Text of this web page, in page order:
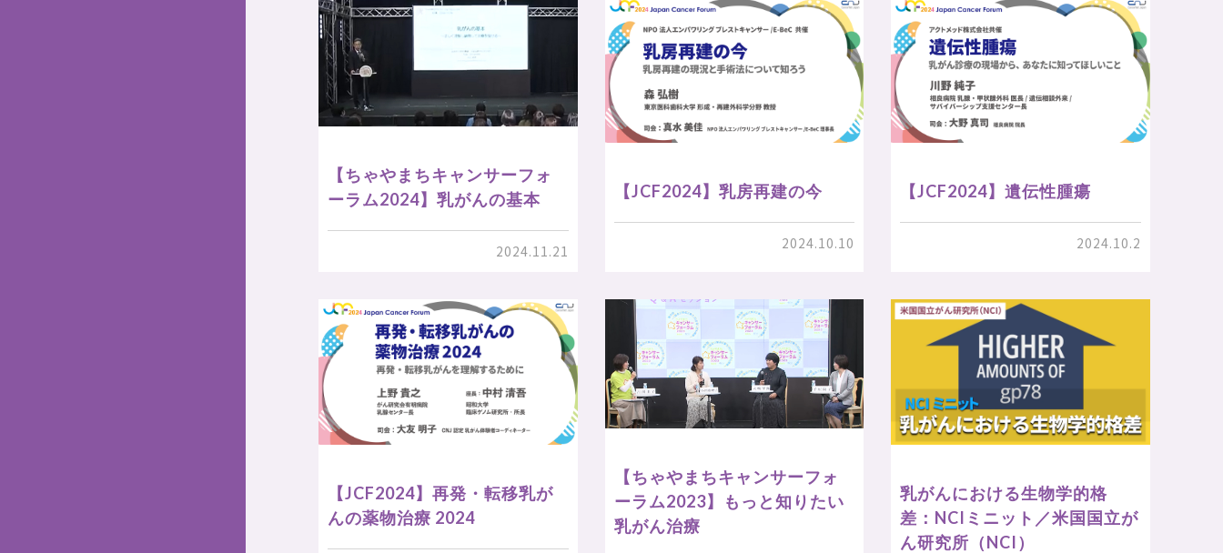
【ちゃやまちキャンサーフォ
ーラム2024】乳がんの基本
2024.11.21
【JCF2024】乳房再建の今
2024.10.10
【JCF2024】遺伝性腫瘍
2024.10.2
【JCF2024】再発・転移乳が
んの薬物治療 2024
【ちゃやまちキャンサーフォ
ーラム2023】もっと知りたい
乳がん治療
乳がんにおける生物学的格
差：NCIミニット／米国国立が
ん研究所（NCI）